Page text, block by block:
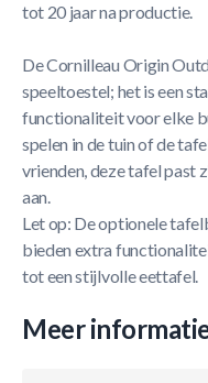
tot 20 jaar na productie.
De Cornilleau Origin
speeltoestel; het is een
functionaliteit voor elke
spelen in de tuin of de
vrienden, deze tafel past
aan.
Let op: De optionele
bieden extra
tot een stijlvolle eettafel.
Meer